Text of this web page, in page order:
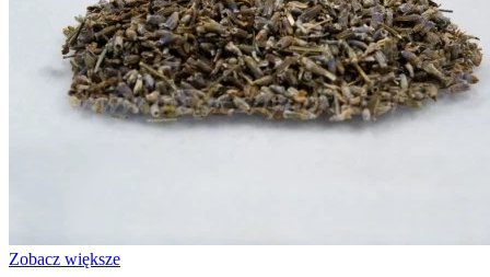
Zobacz większe